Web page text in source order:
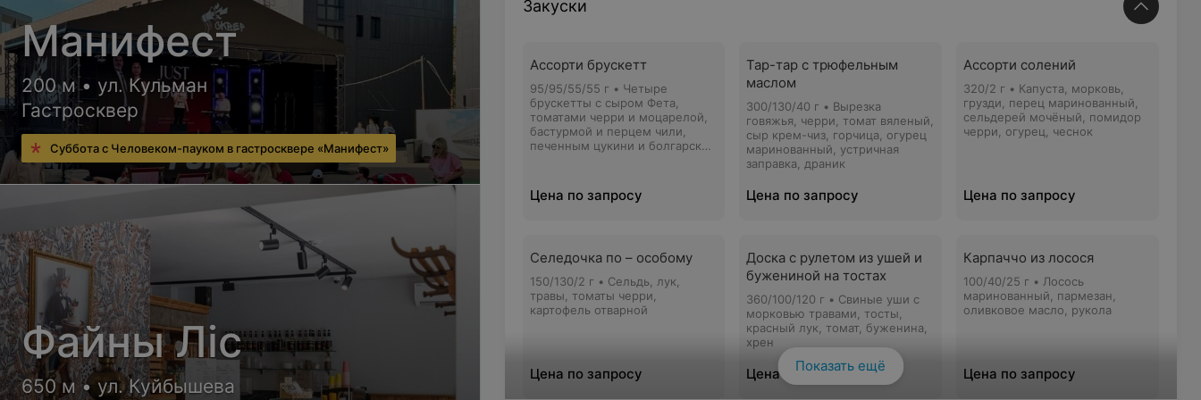
Закуски
Ассорти брускетт
95/95/55/55 г • Четыре
брускетты с сыром Фета,
томатами черри и моцарелой,
бастурмой и перцем чили,
печенным цукини и болгарским
Цена по запросу
Тар-тар с трюфельным
маслом
300/130/40 г • Вырезка
говяжья, черри, томат вяленый,
сыр крем-чиз, горчица, огурец
маринованный, устричная
заправка, драник
Цена по запросу
Ассорти солений
320/2 г • Капуста, морковь,
грузди, перец маринованный,
сельдерей мочёный, помидор
черри, огурец, чеснок
Цена по запросу
Селедочка по – особому
150/130/2 г • Сельдь, лук,
травы, томаты черри,
картофель отварной
Цена по запросу
Доска с рулетом из ушей и
бужениной на тостах
360/100/120 г • Свиные уши с
морковью травами, тосты,
красный лук, томат, буженина,
хрен
Цена по запросу
Карпаччо из лосося
100/40/25 г • Лосось
маринованный, пармезан,
оливковое масло, рукола
Цена по запросу
Показать ещё
Манифест
200 м • ул. Кульман
Гастросквер
Суббота с Человеком-пауком в гастросквере «Манифест»
Файны Лiс
650 м • ул. Куйбышева